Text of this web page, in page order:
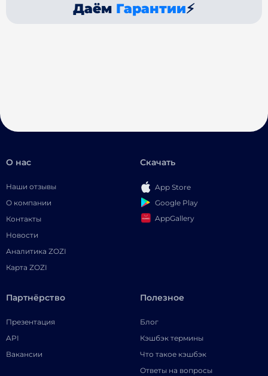
Даём Гарантии⚡
О нас
Наши отзывы
О компании
Контакты
Новости
Аналитика ZOZI
Карта ZOZI
Скачать
App Store
Google Play
AppGallery
Партнёрство
Презентация
API
Вакансии
Полезное
Блог
Кэшбэк термины
Что такое кэшбэк
Ответы на вопросы